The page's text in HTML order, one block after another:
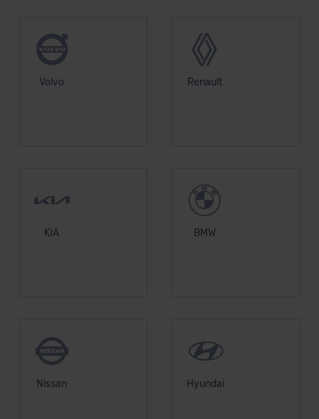
Volvo Renault
KIA BMW
Nissan Hyundai